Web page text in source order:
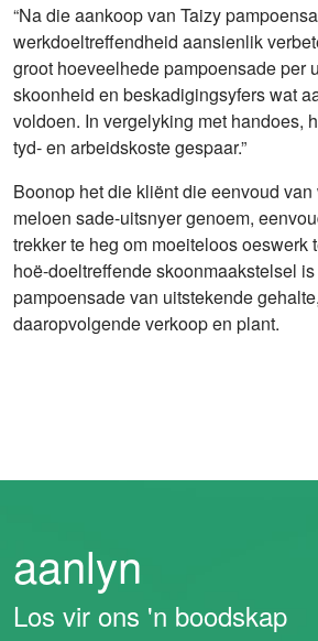
“Na die aankoop van Taizy
werkdoeltreffendheid aansienlik
groot hoeveelhede pampoensade per
skoonheid en beskadigingsyfers wat
voldoen. In vergelyking met handoes,
tyd- en arbeidskoste gespaar.”
Boonop het die kliënt die eenvoud
meloen sade-uitsnyer genoem,
trekker te heg om moeiteloos oeswerk
hoë-doeltreffende skoonmaakstelsel
pampoensade van uitstekende
daaropvolgende verkoop en plant.
aanlyn
Los vir ons 'n boodskap